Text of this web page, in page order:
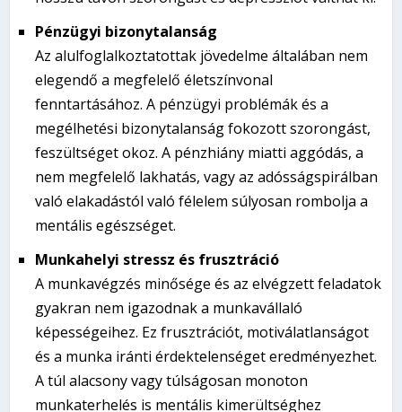
Pénzügyi bizonytalanság
Az alulfoglalkoztatottak jövedelme általában nem
elegendő a megfelelő életszínvonal
fenntartásához. A pénzügyi problémák és a
megélhetési bizonytalanság fokozott szorongást,
feszültséget okoz. A pénzhiány miatti aggódás, a
nem megfelelő lakhatás, vagy az adósságspirálban
való elakadástól való félelem súlyosan rombolja a
mentális egészséget.
Munkahelyi stressz és frusztráció
A munkavégzés minősége és az elvégzett feladatok
gyakran nem igazodnak a munkavállaló
képességeihez. Ez frusztrációt, motiválatlanságot
és a munka iránti érdektelenséget eredményezhet.
A túl alacsony vagy túlságosan monoton
munkaterhelés is mentális kimerültséghez